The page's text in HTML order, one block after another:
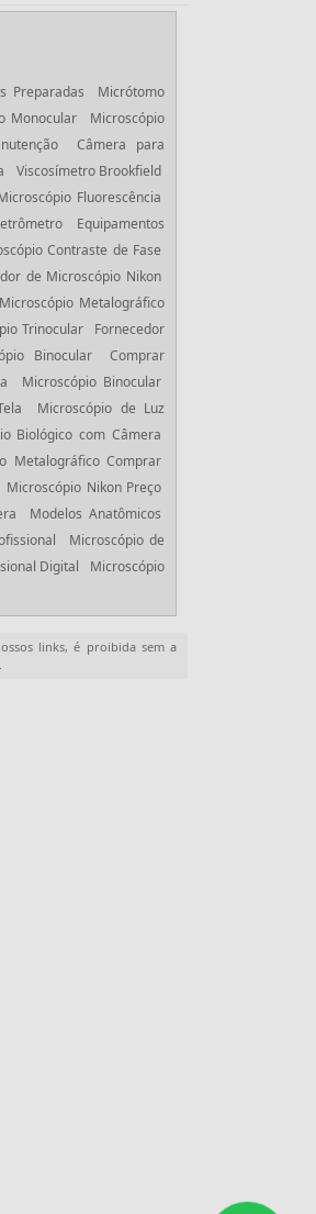
Preparadas
Micrótomo
Monocular
Microscópio
Câmera para
Viscosímetro Brookfield
Fluorescência
Equipamentos
Contraste de Fase
de Microscópio Nikon
Microscópio Metalográfico
Trinocular
Fornecedor
Binocular
Comprar
Microscópio Binocular
Microscópio de Luz
Biológico com Câmera
Metalográfico Comprar
Microscópio Nikon Preço
Modelos Anatômicos
Microscópio de
Digital
Microscópio
links, é proibida sem a